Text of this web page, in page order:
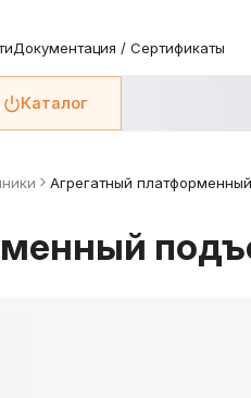
Документация / Сертификаты
Каталог
Агрегатный